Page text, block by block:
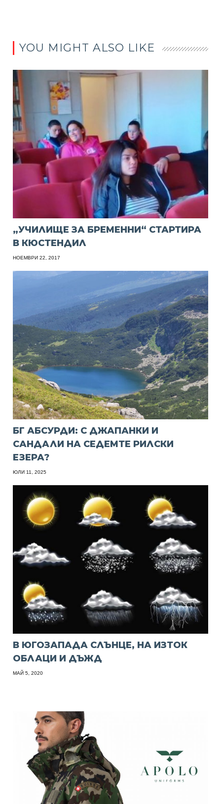
YOU MIGHT ALSO LIKE
„УЧИЛИЩЕ ЗА БРЕМЕННИ“ СТАРТИРА
В КЮСТЕНДИЛ
НОЕМВРИ 22, 2017
БГ АБСУРДИ: С ДЖАПАНКИ И
САНДАЛИ НА СЕДЕМТЕ РИЛСКИ
ЕЗЕРА?
ЮЛИ 11, 2025
В ЮГОЗАПАДА СЛЪНЦЕ, НА ИЗТОК
ОБЛАЦИ И ДЪЖД
МАЙ 5, 2020